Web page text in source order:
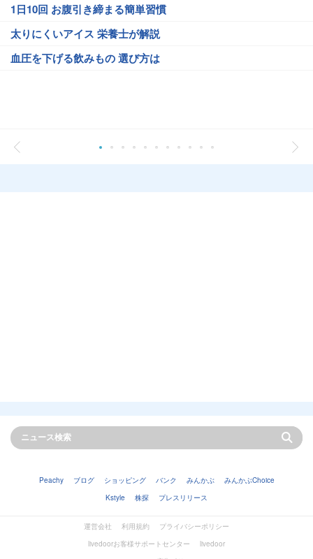
1日10回 お腹引き締まる簡単習慣
太りにくいアイス 栄養士が解説
血圧を下げる飲みもの 選び方は
Peachy ブログ ショッピング バンク みんかぶ
みんかぶChoice
Kstyle
株探 プレスリリース
運営会社 利用規約
プライバシーポリシー
livedoorお客様サポートセンター
livedoor